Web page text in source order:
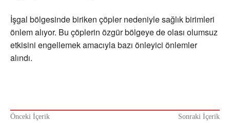
İşgal bölgesinde biriken çöpler nedeniyle sağlık birimleri
önlem alıyor. Bu çöplerin özgür bölgeye de olası olumsuz
etkisini engellemek amacıyla bazı önleyici önlemler
alındı.
Önceki İçerik Sonraki İçerik